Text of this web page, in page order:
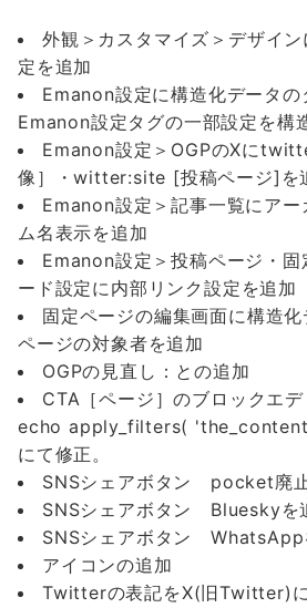
外観＞カスタマイズ＞デザイ
定を追加
Emanon設定に構造化データの
Emanon設定タグの一部設定を構
Emanon設定＞OGPのXに
像］・witter:site [投稿ページ]を
Emanon設定＞記事一覧にアー
ム名表示を追加
Emanon設定＞投稿ページ・固
ード設定に内部リンク設定を追加
固定ページの編集画面に構造
ページの対象者を追加
OGPの見直し：との追加
CTA［ページ］のブロックエ
echo apply_filters(
にて修正。
SNSシェアボタン pocket廃
SNSシェアボタン Blueskyを
SNSシェアボタン WhatsApp
アイコンの追加
Twitterの表記をX(旧Twitter)